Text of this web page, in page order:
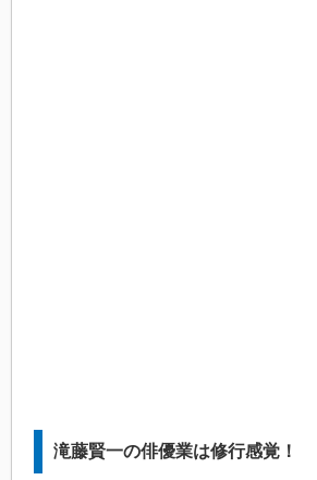
滝藤賢一の俳優業は修行感覚！